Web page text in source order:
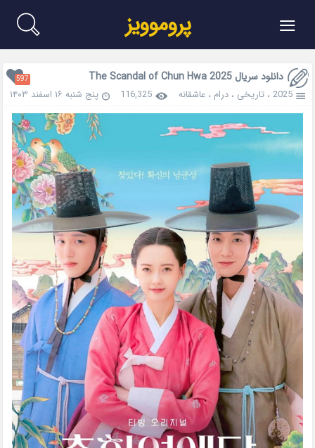
≡ پروموویز
دانلود سریال The Scandal of Chun Hwa 2025 597
2025 ،تاریخی ،درام ،عاشقانه 116,325 پنج شنبه ۱۶ اسفند ۱۴۰۳